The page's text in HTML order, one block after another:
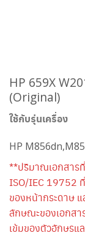
HP 659X
(Original)
ใช้กับรุ่นเครื่อง
HP
**ปริมาณเอกสาร
ISO/IEC 19752
ของหน้ากระดาษ
ลักษณะของเอกส
เข้มของตัวอักษรแ